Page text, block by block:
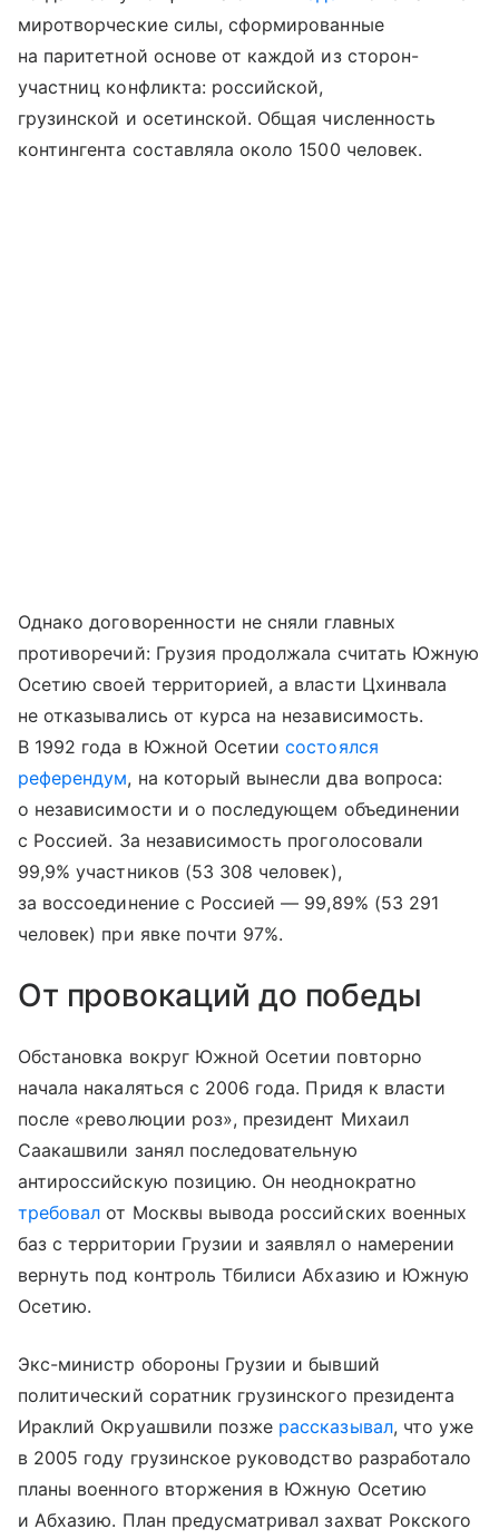
миротворческие силы, сформированные
на паритетной основе от каждой из сторон-
участниц конфликта: российской,
грузинской и осетинской. Общая численность
контингента составляла около 1500 человек.
Однако договоренности не сняли главных
противоречий: Грузия продолжала считать Южную
Осетию своей территорией, а власти Цхинвала
не отказывались от курса на независимость.
В 1992 года в Южной Осетиисостоялся
референдум, на который вынесли два вопроса:
о независимости и о последующем объединении
с Россией. За независимость проголосовали
99,9% участников (53 308 человек),
за воссоединение с Россией — 99,89% (53 291
человек) при явке почти 97%.
От провокаций до победы
Обстановка вокруг Южной Осетии повторно
начала накаляться с 2006 года. Придя к власти
после «революции роз», президент Михаил
Саакашвили занял последовательную
антироссийскую позицию. Он неоднократно
требовал от Москвы вывода российских военных
баз с территории Грузии и заявлял о намерении
вернуть под контроль Тбилиси Абхазию и Южную
Осетию.
Экс-министр обороны Грузии и бывший
политический соратник грузинского президента
Ираклий Окруашвили позже рассказывал, что уже
в 2005 году грузинское руководство разработало
планы военного вторжения в Южную Осетию
и Абхазию. План предусматривал захват Рокского